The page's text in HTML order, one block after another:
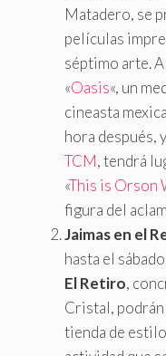
Matadero, se
películas
séptimo arte.
«Oasis«, un
cineasta
hora después,
TCM, tendrá
«This is Orson
figura del
Jaimas en el
hasta el
El Retiro,
Cristal,
tienda de